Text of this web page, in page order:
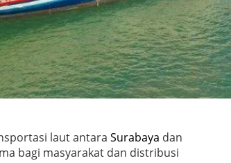
laut antara Surabaya dan
bagi masyarakat dan distribusi